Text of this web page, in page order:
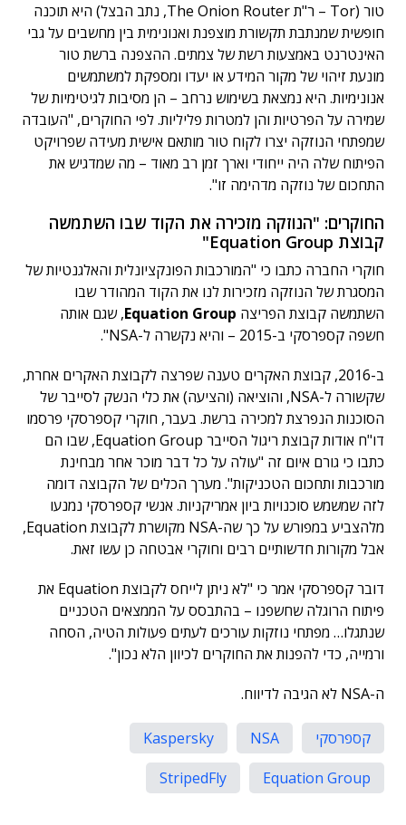
טור (Tor – ר"ת The Onion Router, נתב הבצל) היא תוכנה
חופשית שמנתבת תקשורת מוצפנת ואנונימית בין מחשבים על גבי
האינטרנט באמצעות רשת של צמתים. ההצפנה ברשת טור
מונעת זיהוי של מקור המידע או יעדו ומספקת למשתמשים
אנונימיות. היא נמצאת בשימוש נרחב – הן מסיבות לגיטימיות של
שמירה על הפרטיות והן למטרות פליליות. לפי החוקרים, "העובדה
שמפתחי הנוזקה יצרו לקוח טור מותאם אישית מעידה שפרויקט
הפיתוח שלה היה ייחודי וארך זמן רב מאוד – מה שמדגיש את
התחכום של נוזקה מדהימה זו".
החוקרים: "הנוזקה מזכירה את הקוד שבו השתמשה
קבוצת Equation Group"
חוקרי החברה כתבו כי "המורכבות הפונקציונלית והאלגנטיות של
המסגרת של הנוזקה מזכירות לנו את הקוד המהודר שבו
השתמשה קבוצת הפריצה Equation Group, שגם אותה
חשפה קספרסקי ב-2015 – והיא נקשרה ל-NSA".
ב-2016, קבוצת האקרים טענה שפרצה לקבוצת האקרים אחרת,
שקשורה ל-NSA, והוציאה (והציעה) את כלי הנשק לסייבר של
הסוכנות הנפרצת למכירה ברשת. בעבר, חוקרי קספרסקי פרסמו
דו"ח אודות קבוצת ריגול הסייבר Equation Group, שבו הם
כתבו כי גורם איום זה "עולה על כל דבר מוכר אחר מבחינת
מורכבות ותחכום הטכניקות". מערך הכלים של הקבוצה דומה
לזה שמשמש סוכנויות ביון אמריקניות. אנשי קספרסקי נמנעו
מלהצביע במפורש על כך שה-NSA מקושרת לקבוצת Equation,
אבל מקורות חדשותיים רבים וחוקרי אבטחה כן עשו זאת.
דובר קספרסקי אמר כי "לא ניתן לייחס לקבוצת Equation את
פיתוח הרוגלה שחשפנו – בהתבסס על הממצאים הטכניים
שנתגלו… מפתחי נוזקות עורכים לעתים פעולות הטיה, הסחה
ורמייה, כדי להפנות את החוקרים לכיוון הלא נכון".
ה-NSA לא הגיבה לדיווח.
קספרסקי NSA
Kaspersky
Equation Group
StripedFly